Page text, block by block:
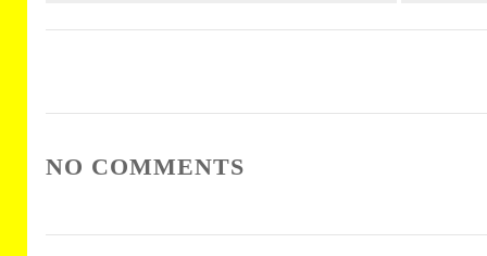
NO COMMENTS